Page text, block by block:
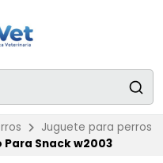
Juguete para perros
Para Snack w2003